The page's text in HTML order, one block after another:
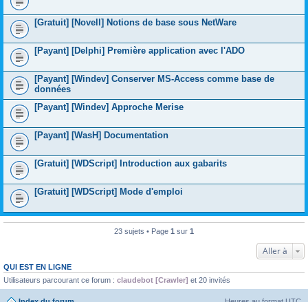
[Gratuit] [Novell] Notions de base sous NetWare
[Payant] [Delphi] Première application avec l'ADO
[Payant] [Windev] Conserver MS-Access comme base de
données
[Payant] [Windev] Approche Merise
[Payant] [WasH] Documentation
[Gratuit] [WDScript] Introduction aux gabarits
[Gratuit] [WDScript] Mode d'emploi
23 sujets • Page 1 sur 1
Aller à
QUI EST EN LIGNE
Utilisateurs parcourant ce forum : claudebot [Crawler] et 20 invités